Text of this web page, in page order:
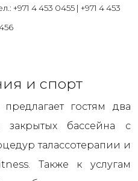
+971 4 453 0455 | +971 4 453
и спорт
гостям два
закрытых бассейна с
талассотерапии и
Также к услугам